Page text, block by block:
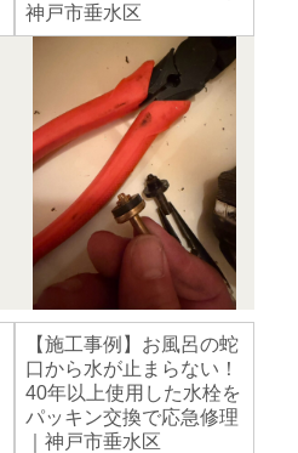
神戸市垂水区
【施工事例】お風呂の蛇
口から水が止まらない！
40年以上使用した水栓を
パッキン交換で応急修理
｜神戸市垂水区